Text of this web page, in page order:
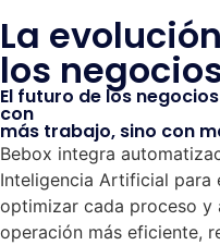
La evolución
los
El futuro de los
con
más trabajo, sino con
Bebox integra
Inteligencia Artificial para
optimizar cada proceso y
operación más eficiente,